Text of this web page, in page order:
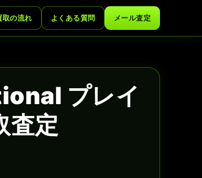
取の流れ よくある質問 メール査定
プレイ
査定